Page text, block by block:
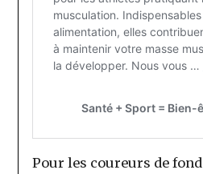
Pour les coureurs de fond